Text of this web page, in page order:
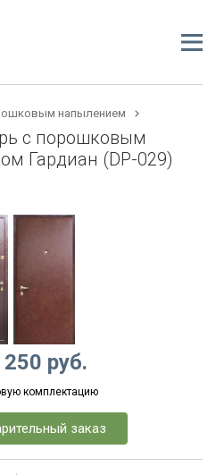
напылением
с порошковым
Гардиан (DP-029)
250 руб.
комплектацию
заказ